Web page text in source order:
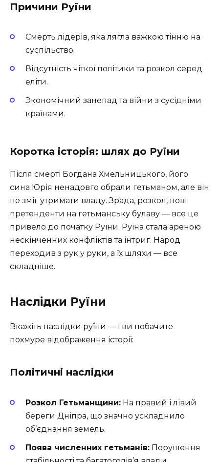
Причини Руїни
Смерть лідерів, яка лягла важкою тінню на
суспільство.
Відсутність чіткої політики та розкол серед
еліти.
Экономічний занепад та війни з сусідніми
країнами.
Коротка історія: шлях до Руїни
Після смерті Богдана Хмельницького, його
сина Юрія ненадовго обрали гетьманом, але він
не зміг утримати владу. Зрада, розкол, нові
претенденти на гетьманську булаву — все це
привело до початку Руїни. Руїна стала ареною
нескінченних конфліктів та інтриг. Народ
переходив з рук у руки, а їх шляхи — все
складніше.
Наслідки Руїни
Вкажіть наслідки руїни — і ви побачите
похмуре відображення історії:
Політичні наслідки
Розкол Гетьманщини: На правий і лівий
береги Дніпра, що значно ускладнило
об’єднання земель.
Поява численних гетьманів: Порушення